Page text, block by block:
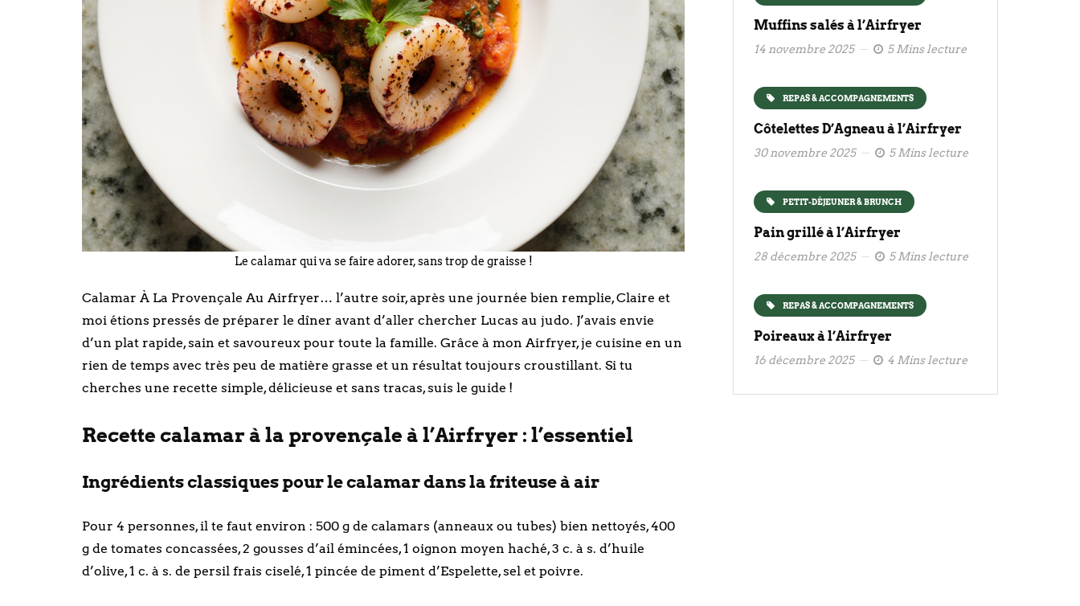
Le calamar qui va se faire adorer, sans trop de graisse !
Calamar À La Provençale Au Airfryer… l’autre soir, après une journée bien remplie, Claire et
moi étions pressés de préparer le dîner avant d’aller chercher Lucas au judo. J’avais envie
d’un plat rapide, sain et savoureux pour toute la famille. Grâce à mon Airfryer, je cuisine en un
rien de temps avec très peu de matière grasse et un résultat toujours croustillant. Si tu
cherches une recette simple, délicieuse et sans tracas, suis le guide !
Recette calamar à la provençale à l’Airfryer : l’essentiel
Ingrédients classiques pour le calamar dans la friteuse à air
Pour 4 personnes, il te faut environ : 500 g de calamars (anneaux ou tubes) bien nettoyés, 400
g de tomates concassées, 2 gousses d’ail émincées, 1 oignon moyen haché, 3 c. à s. d’huile
d’olive, 1 c. à s. de persil frais ciselé, 1 pincée de piment d’Espelette, sel et poivre.
Muffins salés à l’Airfryer
14 novembre 2025 5 Mins lecture
REPAS & ACCOMPAGNEMENTS
Côtelettes D’Agneau à l’Airfryer
30 novembre 2025 5 Mins lecture
PETIT-DÉJEUNER & BRUNCH
Pain grillé à l’Airfryer
28 décembre 2025 5 Mins lecture
REPAS & ACCOMPAGNEMENTS
Poireaux à l’Airfryer
16 décembre 2025 4 Mins lecture